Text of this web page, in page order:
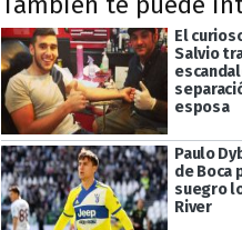
El
Salvio
esposa
Paulo
de Boca
suegro
River